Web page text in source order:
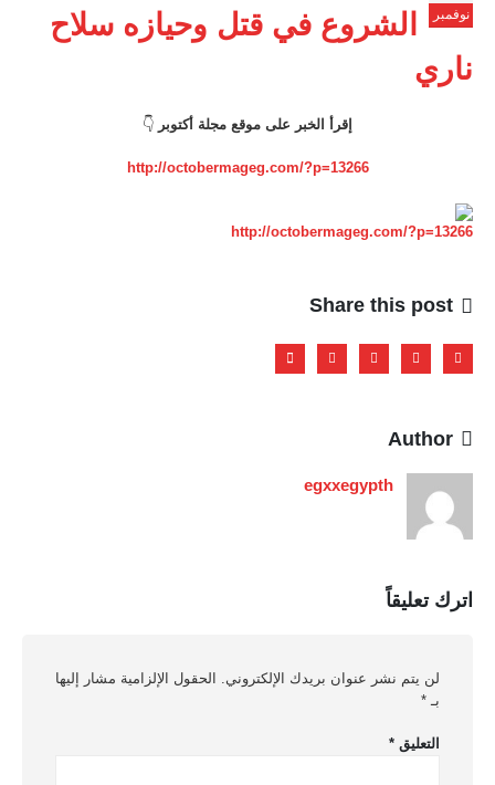
نوفمبر
الشروع في قتل وحيازه سلاح
ناري
إقرأ الخبر على موقع مجلة أكتوبر 👇
http://octobermageg.com/?p=13266
http://octobermageg.com/?p=13266
Share this post
Author
egxxegypth
اترك تعليقاً
لن يتم نشر عنوان بريدك الإلكتروني.
الحقول الإلزامية مشار إليها
بـ *
التعليق *